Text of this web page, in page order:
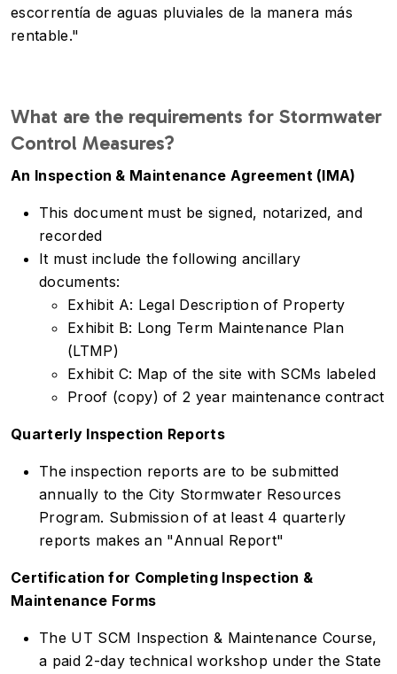
escorrentía de aguas pluviales de la manera más
rentable."
What are the requirements for Stormwater
Control Measures?
An Inspection & Maintenance Agreement (IMA)
This document must be signed, notarized, and
recorded
It must include the following ancillary
documents:
Exhibit A: Legal Description of Property
Exhibit B: Long Term Maintenance Plan
(LTMP)
Exhibit C: Map of the site with SCMs labeled
Proof (copy) of 2 year maintenance contract
Quarterly Inspection Reports
The inspection reports are to be submitted
annually to the City Stormwater Resources
Program. Submission of at least 4 quarterly
reports makes an "Annual Report"
Certification for Completing Inspection &
Maintenance Forms
The UT SCM Inspection & Maintenance Course,
a paid 2-day technical workshop under the State